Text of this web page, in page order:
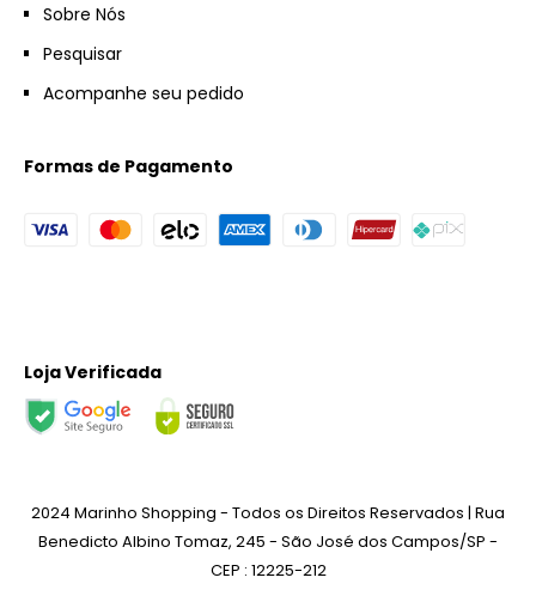
Sobre Nós
Pesquisar
Acompanhe seu pedido
Formas de Pagamento
Loja Verificada
2024 Marinho Shopping - Todos os Direitos Reservados | Rua
Benedicto Albino Tomaz, 245 - São José dos Campos/SP -
CEP : 12225-212